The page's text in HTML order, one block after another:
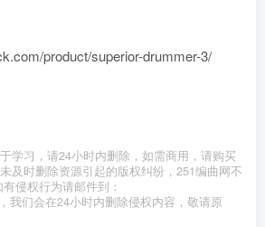
product/superior-drummer-3/
学习，请24小时内删除，如需商用，请购买
及时删除资源引起的版权纠纷，251编曲网不
侵权行为请邮件到：
我们会在24小时内删除侵权内容，敬请原